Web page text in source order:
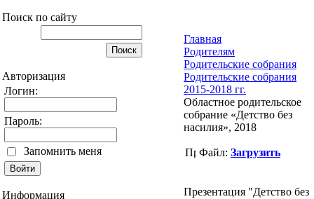
Поиск по сайту
Авторизация
Логин:
Пароль:
Запомнить меня
Информация
Главная
Родителям
Родительские собрания
Родительские собрания
2015-2018 гг.
Областное родительское
собрание «Детство без
насилия», 2018
Файл: Загрузить
Презентация "Детство без